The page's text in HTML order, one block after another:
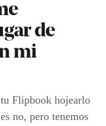
de
mi
Flipbook hojearlo
no, pero tenemos